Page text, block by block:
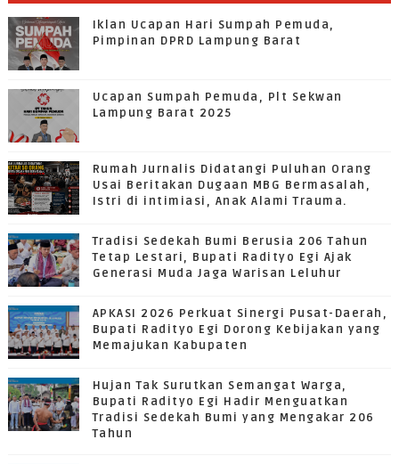
Iklan Ucapan Hari Sumpah Pemuda,
Pimpinan DPRD Lampung Barat
Ucapan Sumpah Pemuda, Plt Sekwan
Lampung Barat 2025
Rumah Jurnalis Didatangi Puluhan Orang
Usai Beritakan Dugaan MBG Bermasalah,
Istri di intimiasi, Anak Alami Trauma.
Tradisi Sedekah Bumi Berusia 206 Tahun
Tetap Lestari, Bupati Radityo Egi Ajak
Generasi Muda Jaga Warisan Leluhur
APKASI 2026 Perkuat Sinergi Pusat-Daerah,
Bupati Radityo Egi Dorong Kebijakan yang
Memajukan Kabupaten
Hujan Tak Surutkan Semangat Warga,
Bupati Radityo Egi Hadir Menguatkan
Tradisi Sedekah Bumi yang Mengakar 206
Tahun